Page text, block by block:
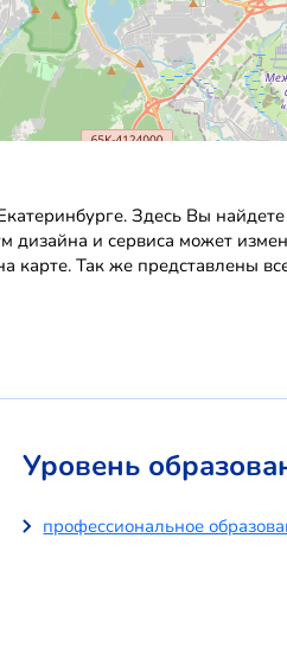
Здесь Вы
дизайна и сервиса может
Так же представлены
Уровень
профессиональное